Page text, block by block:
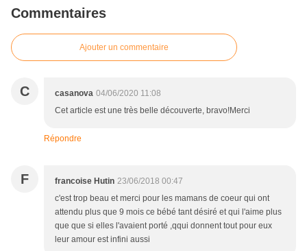
Commentaires
Ajouter un commentaire
C casanova 04/06/2020 11:08
Cet article est une très belle découverte, bravo!Merci
Répondre
F francoise Hutin 23/06/2018 00:47
c'est trop beau et merci pour les mamans de coeur qui ont
attendu plus que 9 mois ce bébé tant désiré et qui l'aime plus
que que si elles l'avaient porté ,qqui donnent tout pour eux
leur amour est infini aussi